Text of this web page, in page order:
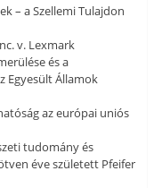
– a Szellemi Tulajdon
v. Lexmark
és a
Egyesült Államok
az európai uniós
tudomány és
éve született Pfeifer